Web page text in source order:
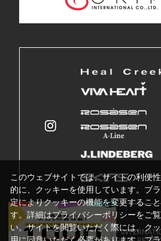
Copyright © GRIP
このウェブサイトでは、サイトの利便
的に、クッキーを使用しています。ブ
定によりクッキーの機能を変更するこ
す。詳細はプライバシーポリシーをご
い。サイトを閲覧いただく際には、ク